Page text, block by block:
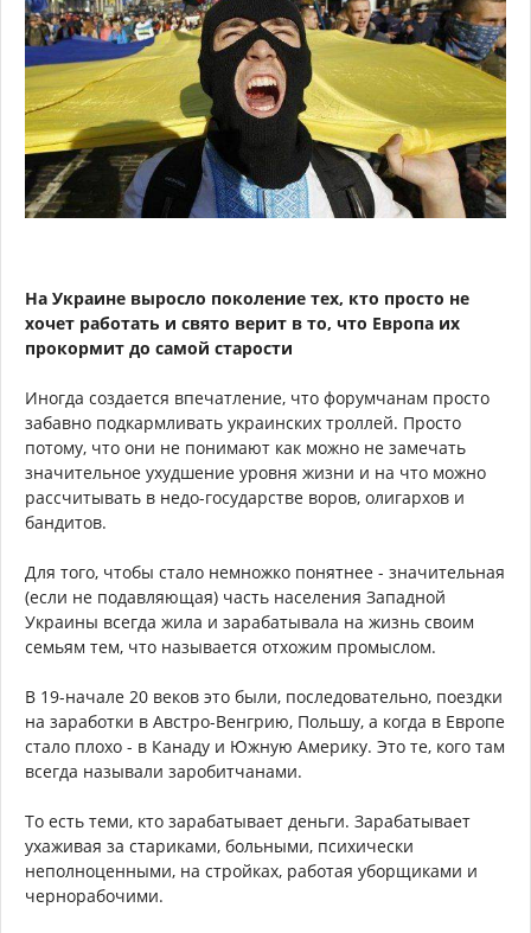
На Украине выросло поколение тех, кто просто не
хочет работать и свято верит в то, что Европа их
прокормит до самой старости
Иногда создается впечатление, что форумчанам просто
забавно подкармливать украинских троллей. Просто
потому, что они не понимают как можно не замечать
значительное ухудшение уровня жизни и на что можно
рассчитывать в недо-государстве воров, олигархов и
бандитов.
Для того, чтобы стало немножко понятнее - значительная
(если не подавляющая) часть населения Западной
Украины всегда жила и зарабатывала на жизнь своим
семьям тем, что называется отхожим промыслом.
В 19-начале 20 веков это были, последовательно, поездки
на заработки в Австро-Венгрию, Польшу, а когда в Европе
стало плохо - в Канаду и Южную Америку. Это те, кого там
всегда называли заробитчанами.
То есть теми, кто зарабатывает деньги. Зарабатывает
ухаживая за стариками, больными, психически
неполноценными, на стройках, работая уборщиками и
чернорабочими.